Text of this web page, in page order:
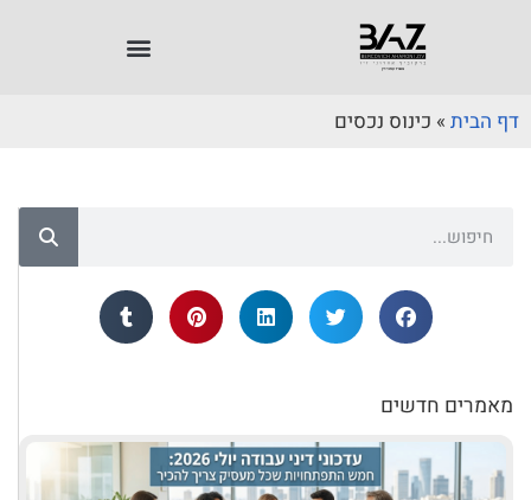
דף הבית » כינוס נכסים
מאמרים חדשים